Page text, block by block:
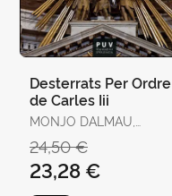
Desterrats Per Ordre
de Carles Iii
MONJO DALMAU,
24,50 €
23,28 €